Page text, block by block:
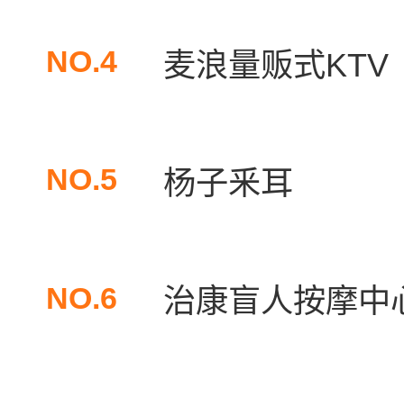
NO.4 麦浪量贩式KTV
NO.5 杨子釆耳
NO.6 治康盲人按摩中